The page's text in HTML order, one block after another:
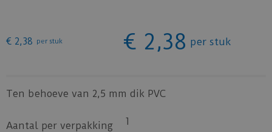
€ 2,38 per stuk € 2,38 per stuk
Ten behoeve van 2,5 mm dik PVC
Aantal per verpakking 1